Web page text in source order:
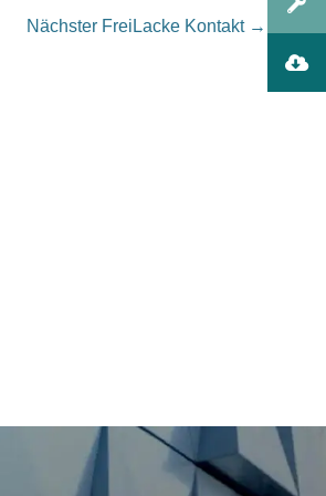
Nächster FreiLacke Kontakt →